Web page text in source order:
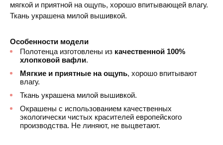
мягкой и приятной на ощупь, хорошо впитывающей влагу.
Ткань украшена милой вышивкой.
Особенности модели
Полотенца изготовлены из качественной 100%
хлопковой вафли.
Мягкие и приятные на ощупь, хорошо впитывают
влагу.
Ткань украшена милой вышивкой.
Окрашены с использованием качественных
экологически чистых красителей европейского
производства. Не линяют, не выцветают.